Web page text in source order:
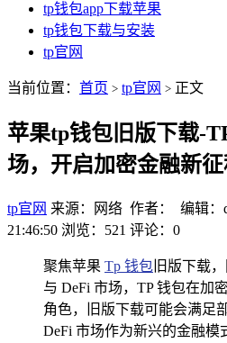
tp钱包app下载苹果
tp钱包下载与安装
tp官网
当前位置： 首页 > tp官网 > 正文
苹果tp钱包旧版下载-
场，开启加密金融新
tp官网 来源：网络 作者： 编辑：
21:46:50 浏览：521 评论：0
聚焦苹果 Tp 钱包 旧版下载
与 DeFi 市场，TP 钱包在加
角色，旧版下载可能会满足
DeFi 市场作为新兴的金融模